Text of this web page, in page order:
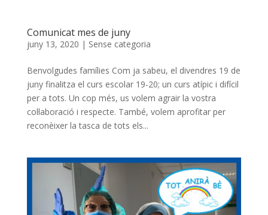
Comunicat mes de juny
juny 13, 2020 | Sense categoria
Benvolgudes famílies Com ja sabeu, el divendres 19 de
juny finalitza el curs escolar 19-20; un curs atípic i difícil
per a tots. Un cop més, us volem agrair la vostra
col·laboració i respecte. També, volem aprofitar per
reconèixer la tasca de tots els...